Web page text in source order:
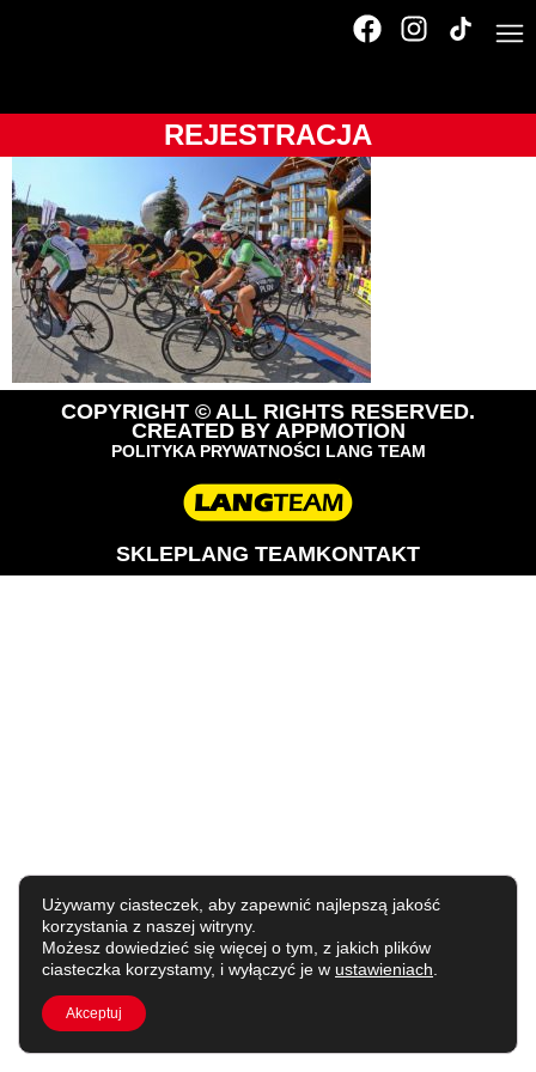
REJESTRACJA
Tour de Pologne
COPYRIGHT © ALL RIGHTS RESERVED.
CREATED BY APPMOTION
POLITYKA PRYWATNOŚCI LANG TEAM
SKLEPLANG TEAMKONTAKT
Używamy ciasteczek, aby zapewnić najlepszą jakość
korzystania z naszej witryny.
Możesz dowiedzieć się więcej o tym, z jakich plików
ciasteczka korzystamy, i wyłączyć je w ustawieniach
Akceptuj